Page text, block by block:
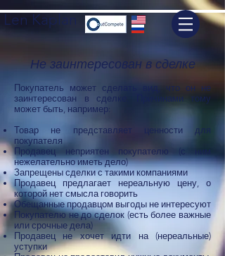
Len Kaplan
Не заинтересован в сделке
Покупатель может сделать вид, что он не
заинтересован в сделке. Причинами тому
может быть, например:
Товар не представляет ценности для
покупателя
Продавец неприятен покупателю (с ним
нежелательно иметь дело)
Запрещены сделки с такими компаниями
Продавец предлагает нереальную цену, о
которой нет смысла говорить
Обещанные продавцом выгоды не интересуют
Покупателю не до сделок (есть более важные
или срочные дела)
Продавец не хочет идти на (нереальные)
уступки